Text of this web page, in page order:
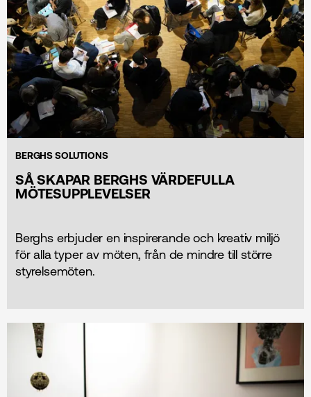
BERGHS SOLUTIONS
SÅ SKAPAR BERGHS VÄRDEFULLA
MÖTESUPPLEVELSER
Berghs erbjuder en inspirerande och kreativ miljö
för alla typer av möten, från de mindre till större
styrelsemöten.